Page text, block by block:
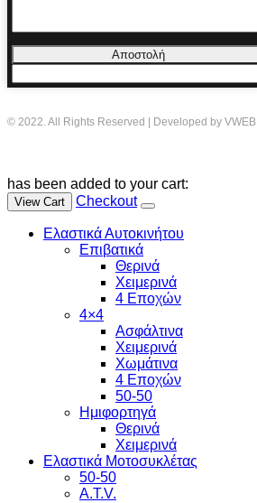
Αποστολή
© 2022. All Rights Reserved | Developed by VWEB
has been added to your cart:
View Cart Checkout
Ελαστικά Αυτοκινήτου
Επιβατικά
Θερινά
Χειμερινά
4 Εποχών
4×4
Ασφάλτινα
Χειμερινά
Χωμάτινα
4 Εποχών
50-50
Ημιφορτηγά
Θερινά
Χειμερινά
Ελαστικά Μοτοσυκλέτας
50-50
A.T.V.